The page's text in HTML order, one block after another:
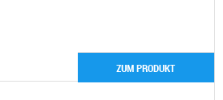
ZUM PRODUKT